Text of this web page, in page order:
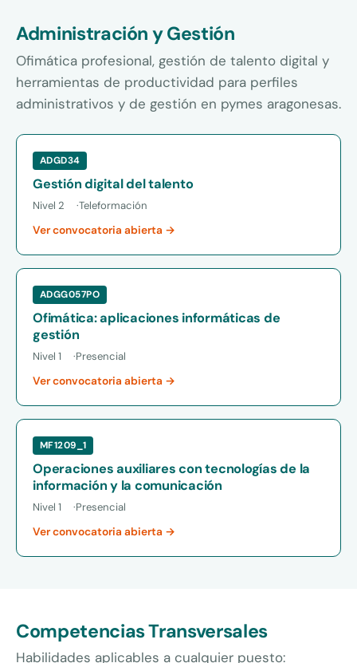
Administración y Gestión
Ofimática profesional, gestión de talento digital y
herramientas de productividad para perfiles
administrativos y de gestión en pymes aragonesas.
ADGD34
Gestión digital del talento
Nivel 2 Teleformación
Ver convocatoria abierta →
ADGG057PO
Ofimática: aplicaciones informáticas de
gestión
Nivel 1 Presencial
Ver convocatoria abierta →
MF1209_1
Operaciones auxiliares con tecnologías de la
información y la comunicación
Nivel 1 Presencial
Ver convocatoria abierta →
Competencias Transversales
Habilidades aplicables a cualquier puesto: